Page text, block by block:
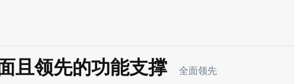
且领先的功能支撑 全面领先